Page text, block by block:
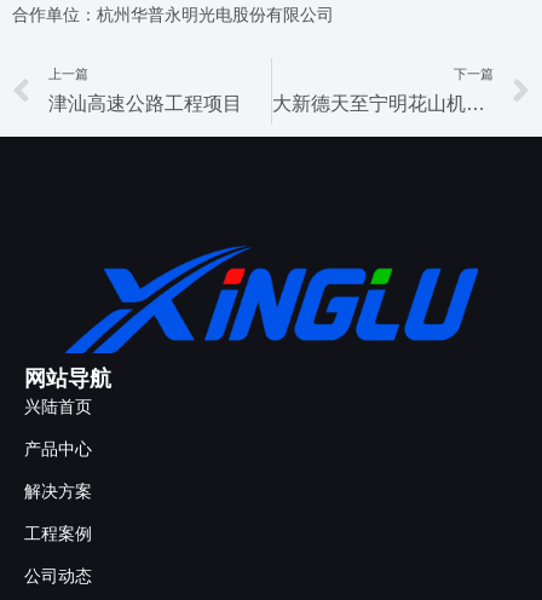
合作单位：杭州华普永明光电股份有限公司
Prev
上一篇
津汕高速公路工程项目
下一篇
大新德天至宁明花山机电工程
网站导航
兴陆首页
产品中心
解决方案
工程案例
公司动态